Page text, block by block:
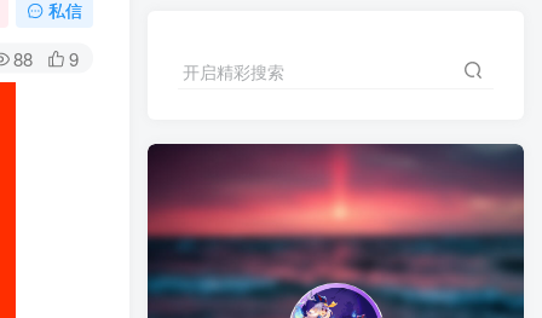
私信
88 9
开启精彩搜索